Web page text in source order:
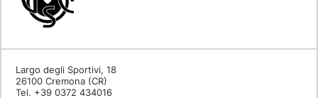
Largo degli Sportivi, 18
26100 Cremona (CR)
Tel. +39 0372 434016